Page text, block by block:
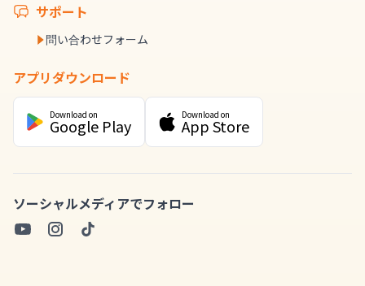
サポート
問い合わせフォーム
アプリダウンロード
Download on
Google Play
Download on
App Store
ソーシャルメディアでフォロー